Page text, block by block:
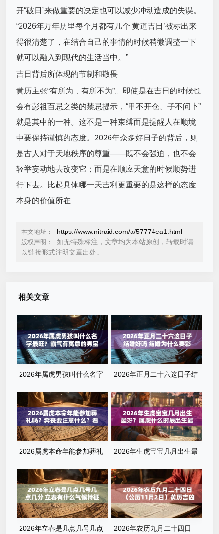
开“破日”来做重要的决定也可以减少冲动造成的失误。
“2026年万年历里每个月都有几个‘黄道吉日’被标出来
得很清楚了，在结合自己的事情的时候稍微调整一下
就可以融入到现代的生活当中。”
吉日背后所体现的节制和敬畏
黄历主张“有所为，有所不为”。即使是在吉日的时候也
会有彭祖百忌之类的禁忌提示，“甲不开仓、子不问卜”
就是其中的一种。这不是一种束缚而是提醒人在顺境
中要保持谨慎的态度。2026年众多好日子的背后，则
是古人对于天地秩序的尊重——既不会强迫，也不会
轻举妄动地去改变它；而是在顺应天意的时候顺势进
行下去。比起具体哪一天吉利更重要的是这样的态度
本身的价值所在
本文地址： https://www.nitraid.com/a/57774ea1.html
版权声明：
如无特殊标注，文章均为本站原创，转载时请
以链接形式注明文章出处。
相关文章
2026年属虎男孩叫什么名字
字清单
2026年正月二十六这日子结
2026属虎本命年能参加葬礼
篇就懂了
2026年生虎宝宝几月出生最
运？全解析来了
2026年立春是几点几号几点 2026年农历九月二十四日